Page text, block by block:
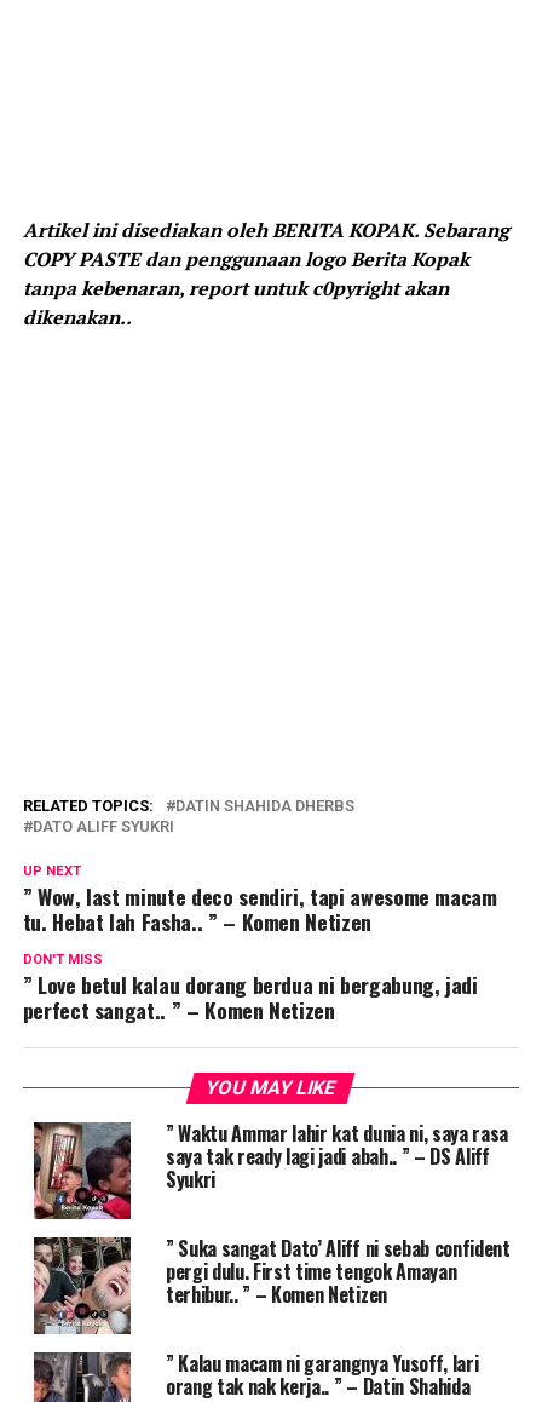
Artikel ini disediakan oleh BERITA KOPAK. Sebarang
COPY PASTE dan penggunaan logo Berita Kopak
tanpa kebenaran, report untuk c0pyright akan
dikenakan..
RELATED TOPICS:
DATIN SHAHIDA DHERBS
DATO ALIFF SYUKRI
UP NEXT
” Wow, last minute deco sendiri, tapi awesome macam
tu. Hebat lah Fasha.. ” – Komen Netizen
DON'T MISS
” Love betul kalau dorang berdua ni bergabung, jadi
perfect sangat.. ” – Komen Netizen
YOU MAY LIKE
” Waktu Ammar lahir kat dunia ni, saya rasa
saya tak ready lagi jadi abah.. ” – DS Aliff
Syukri
” Suka sangat Dato’ Aliff ni sebab confident
pergi dulu. First time tengok Amayan
terhibur.. ” – Komen Netizen
” Kalau macam ni garangnya Yusoff, lari
orang tak nak kerja.. ” – Datin Shahida